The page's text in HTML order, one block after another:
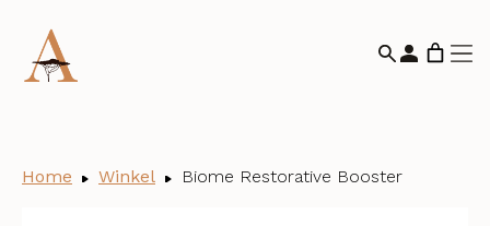
Home Winkel Biome Restorative Booster